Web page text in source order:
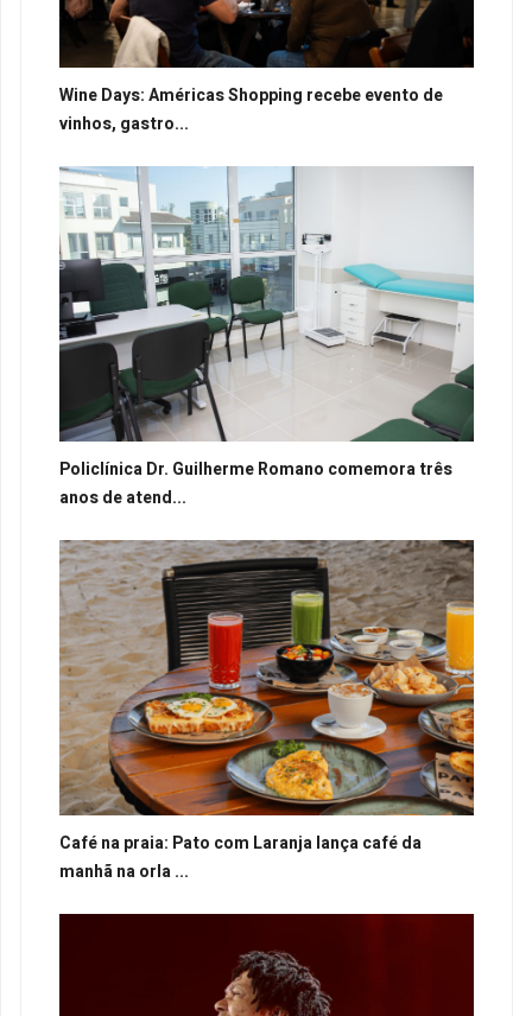
Wine Days: Américas Shopping recebe evento de
vinhos, gastro...
Policlínica Dr. Guilherme Romano comemora três
anos de atend...
Café na praia: Pato com Laranja lança café da
manhã na orla ...